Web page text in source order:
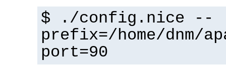
$ ./config.nice --
prefix=/home/dnm/
port=90